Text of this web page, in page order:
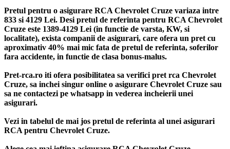
Pretul pentru o asigurare RCA Chevrolet Cruze variaza intre
833 si 4129 Lei. Desi pretul de referinta pentru RCA Chevrolet
Cruze este 1389-4129 Lei (in functie de varsta, KW, si
localitate), exista companii de asigurari, care ofera un pret cu
aproximativ 40% mai mic fata de pretul de referinta, soferilor
fara accidente, in functie de clasa bonus-malus.
Pret-rca.ro iti ofera posibilitatea sa verifici pret rca Chevrolet
Cruze, sa inchei singur online o asigurare Chevrolet Cruze sau
sa ne contactezi pe whatsapp in vederea incheierii unei
asigurari.
Vezi in tabelul de mai jos pretul de referinta al unei asigurari
RCA pentru Chevrolet Cruze.